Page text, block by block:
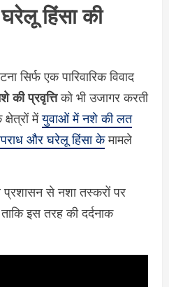
हिंसा की
सिर्फ एक पारिवारिक विवाद
की प्रवृत्तिको भी उजागर करती
मेंयुवाओं में नशे की लत
और घरेलू हिंसा केमामले
प्रशासन से नशा तस्करों पर
इस तरह की दर्दनाक